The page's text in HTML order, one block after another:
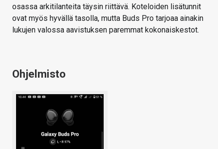
osassa arkitilanteita täysin riittävä. Koteloiden lisätunnit
ovat myös hyvällä tasolla, mutta Buds Pro tarjoaa ainakin
lukujen valossa aavistuksen paremmat kokonaiskestot.
Ohjelmisto